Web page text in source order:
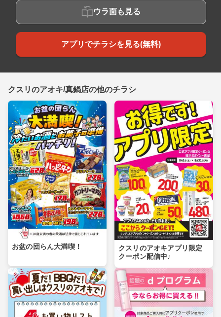
ウラ面も見る
アプリでチラシを見る(無料)
クスリのアオキ/真鍋店の他のチラシ
お盆の団らん大満喫！
クスリのアオキアプリ限定
クーポン配信中♪